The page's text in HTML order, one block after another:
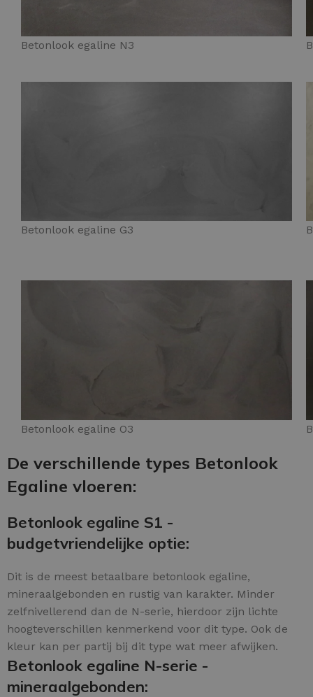
Betonlook egaline N3
Betonlook egaline G3
Betonlook egaline O3
De verschillende types Betonlook
Egaline vloeren:
Betonlook egaline S1 -
budgetvriendelijke optie:
Dit is de meest betaalbare betonlook egaline,
mineraalgebonden en rustig van karakter. Minder
zelfnivellerend dan de N-serie, hierdoor zijn lichte
hoogteverschillen kenmerkend voor dit type. Ook de
kleur kan per partij bij dit type wat meer afwijken.
Betonlook egaline N-serie -
mineraalgebonden: